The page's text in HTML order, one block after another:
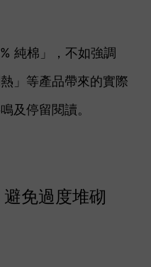
純棉」，不如強調
」等產品帶來的實際
及停留閱讀。
免過度堆砌